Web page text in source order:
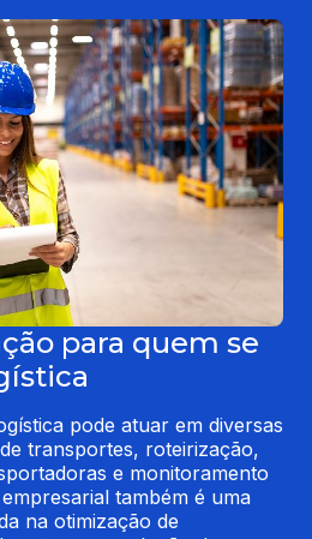
para quem se
pode atuar em diversas
transportes, roteirização,
e monitoramento
também é uma
na otimização de